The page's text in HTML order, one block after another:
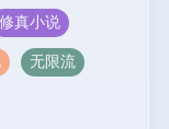
修真小说
无限流